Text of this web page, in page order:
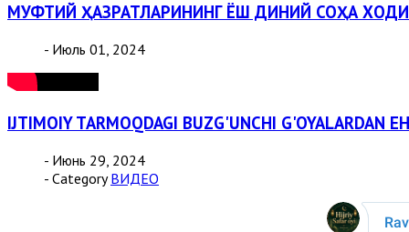
МУФТИЙ ҲАЗРАТЛАРИНИНГ ЁШ ДИНИЙ СОҲА
- Июль 01, 2024
IJTIMOIY TARMOQDAGI BUZG'UNCHI G'OYALARDAN
- Июнь 29, 2024
- Category ВИДЕО